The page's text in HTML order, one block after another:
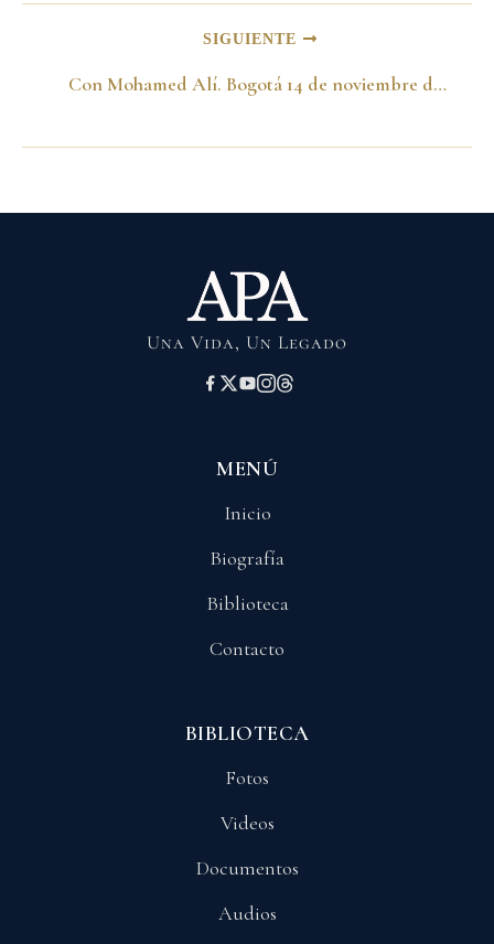
SIGUIENTE
Con Mohamed Alí. Bogotá 14 de noviembre de 1977
Una Vida, Un Legado
MENÚ
Inicio
Biografía
Biblioteca
Contacto
BIBLIOTECA
Fotos
Videos
Documentos
Audios